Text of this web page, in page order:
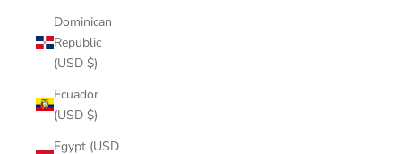
Dominican
Republic
(USD $)
Ecuador
(USD $)
Egypt (USD